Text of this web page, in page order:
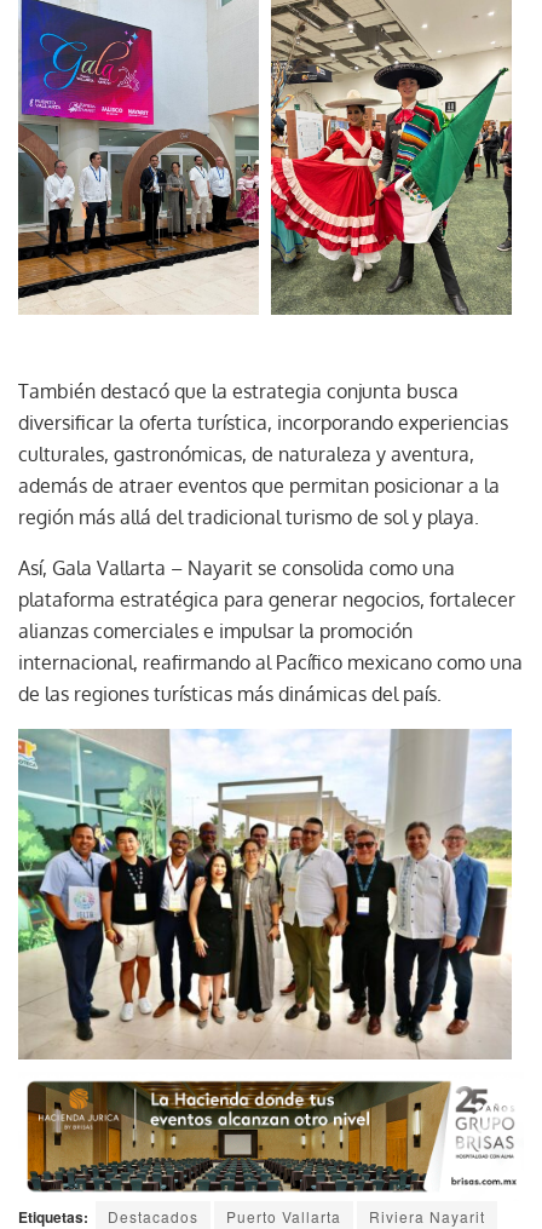
También destacó que la estrategia conjunta busca
diversificar la oferta turística, incorporando experiencias
culturales, gastronómicas, de naturaleza y aventura,
además de atraer eventos que permitan posicionar a la
región más allá del tradicional turismo de sol y playa.
Así, Gala Vallarta – Nayarit se consolida como una
plataforma estratégica para generar negocios, fortalecer
alianzas comerciales e impulsar la promoción
internacional, reafirmando al Pacífico mexicano como una
de las regiones turísticas más dinámicas del país.
Etiquetas: Destacados Puerto Vallarta Riviera Nayarit